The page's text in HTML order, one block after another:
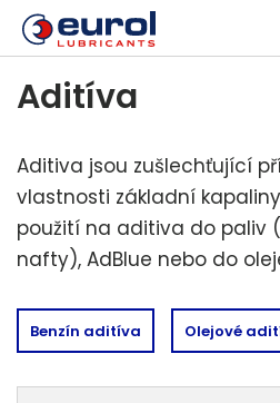
Aditíva
Aditiva jsou zušlechťující
vlastnosti základní
použití na aditiva do paliv
nafty), AdBlue nebo do
Benzín aditíva Olejové